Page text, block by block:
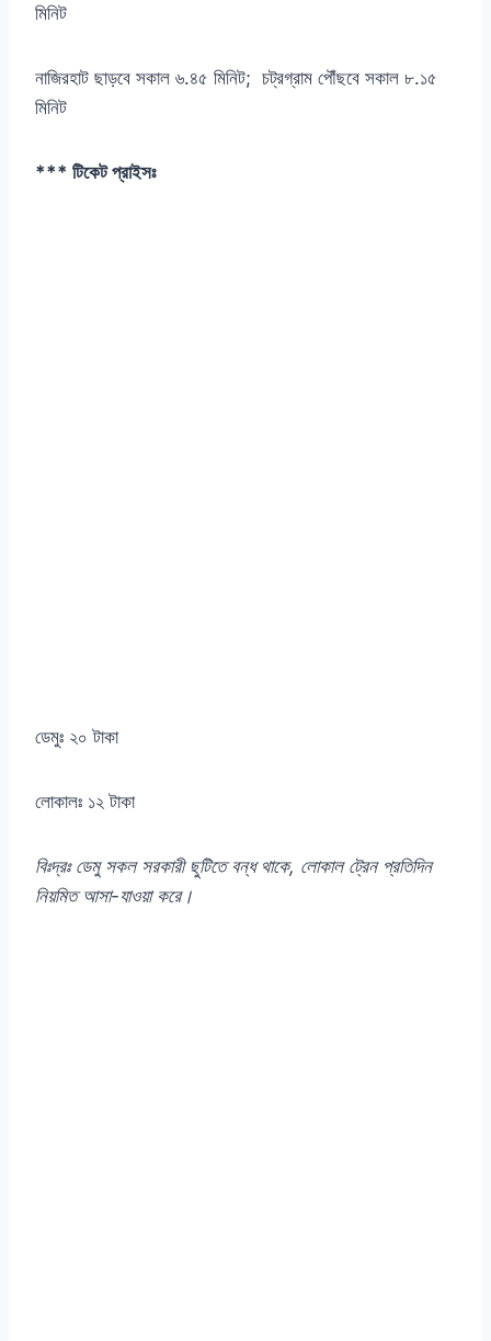
মিনিট
নাজিরহাট ছাড়বে সকাল ৬.৪৫ মিনিট; চট্রগ্রাম পৌঁছবে সকাল ৮.১৫
মিনিট
*** টিকেট প্রাইসঃ
ডেমুঃ ২০ টাকা
লোকালঃ ১২ টাকা
বিঃদ্রঃ ডেমু সকল সরকারী ছুটিতে বন্ধ থাকে, লোকাল ট্রেন প্রতিদিন
নিয়মিত আসা-যাওয়া করে।